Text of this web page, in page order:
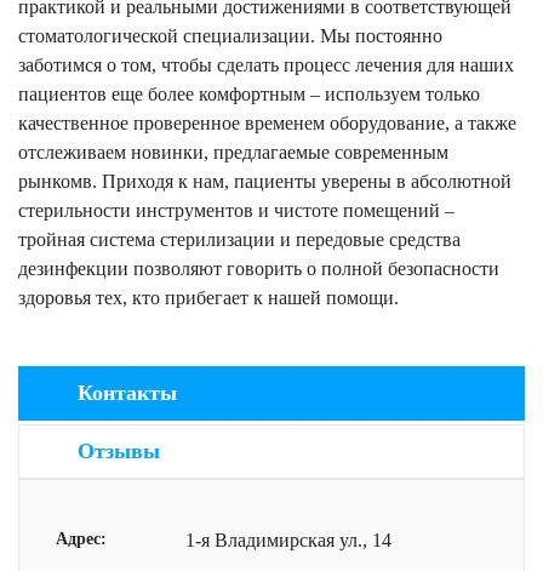
практикой и реальными достижениями в соответствующей
стоматологической специализации. Мы постоянно
заботимся о том, чтобы сделать процесс лечения для наших
пациентов еще более комфортным – используем только
качественное проверенное временем оборудование, а также
отслеживаем новинки, предлагаемые современным
рынкомв. Приходя к нам, пациенты уверены в абсолютной
стерильности инструментов и чистоте помещений –
тройная система стерилизации и передовые средства
дезинфекции позволяют говорить о полной безопасности
здоровья тех, кто прибегает к нашей помощи.
Контакты
Отзывы
Адрес: 1-я Владимирская ул., 14